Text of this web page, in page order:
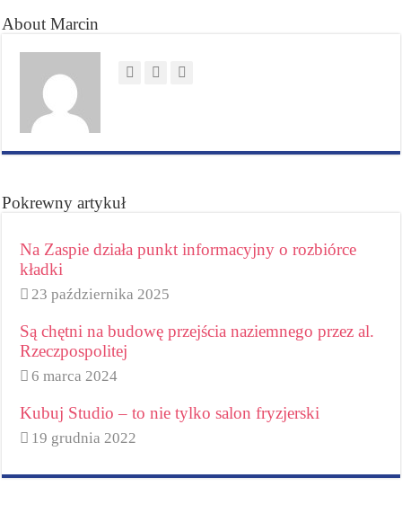
About Marcin
Pokrewny artykuł
Na Zaspie działa punkt informacyjny o rozbiórce
kładki
23 października 2025
Są chętni na budowę przejścia naziemnego przez al.
Rzeczpospolitej
6 marca 2024
Kubuj Studio – to nie tylko salon fryzjerski
19 grudnia 2022